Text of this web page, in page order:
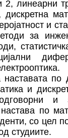
линеарни
и
за
и
и
настава по
со цел
студиите.